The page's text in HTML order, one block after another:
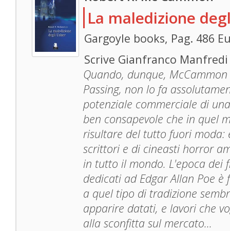
La maledizione
Gargoyle books, Pag. 486
Scrive Gianfranco
Quando, dunque,
Passing, non lo fa
potenziale commerciale di
ben consapevole che in quel
risultare del tutto fuori moda:
scrittori e di cineasti horror
in tutto il mondo. L'epoca dei
dedicati ad Edgar Allan Poe
a quel tipo di tradizione
apparire datati, e lavori che
alla sconfitta sul mercato...